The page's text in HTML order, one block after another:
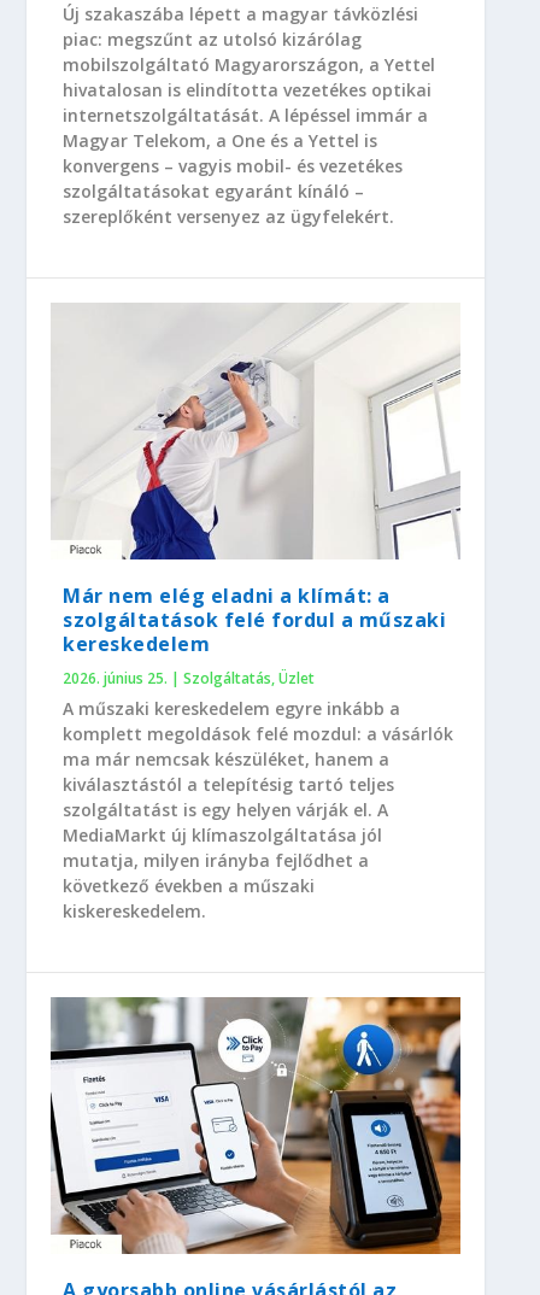
Új szakaszába lépett a magyar távközlési
piac: megszűnt az utolsó kizárólag
mobilszolgáltató Magyarországon, a Yettel
hivatalosan is elindította vezetékes optikai
internetszolgáltatását. A lépéssel immár a
Magyar Telekom, a One és a Yettel is
konvergens – vagyis mobil- és vezetékes
szolgáltatásokat egyaránt kínáló –
szereplőként versenyez az ügyfelekért.
Már nem elég eladni a klímát: a
szolgáltatások felé fordul a műszaki
kereskedelem
2026. június 25. |Szolgáltatás,Üzlet
A műszaki kereskedelem egyre inkább a
komplett megoldások felé mozdul: a vásárlók
ma már nemcsak készüléket, hanem a
kiválasztástól a telepítésig tartó teljes
szolgáltatást is egy helyen várják el. A
MediaMarkt új klímaszolgáltatása jól
mutatja, milyen irányba fejlődhet a
következő években a műszaki
kiskereskedelem.